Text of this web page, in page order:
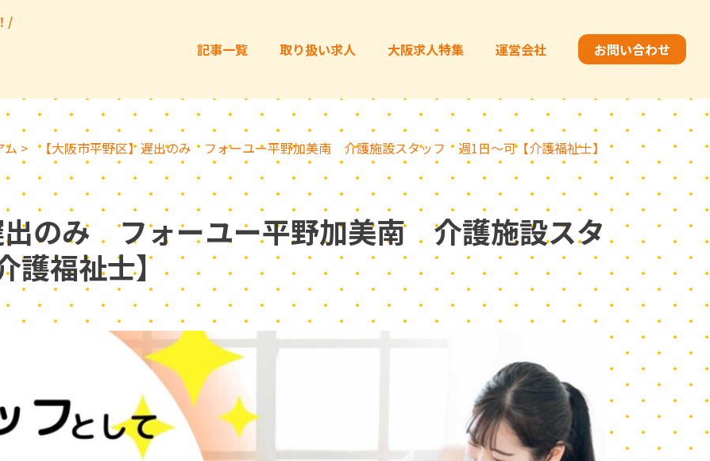
/
記事一覧
取り扱い求人 大阪求人特集 運営会社 お問い合わせ
ム > 【大阪市平野区】遅出のみ フォーユー平野加美南 介護施設スタッフ 週1日～可【介護福祉士】
出のみ フォーユー平野加美南 介護施設スタ
福祉士】